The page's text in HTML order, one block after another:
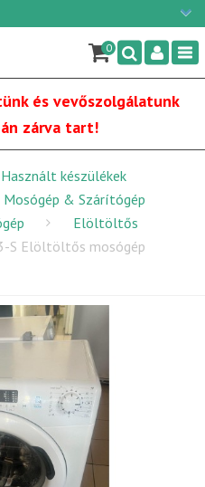
×
0
és vevőszolgálatunk
zárva tart!
Használt készülékek
Mosógép & Szárítógép
Elöltöltős
S Elöltöltős mosógép